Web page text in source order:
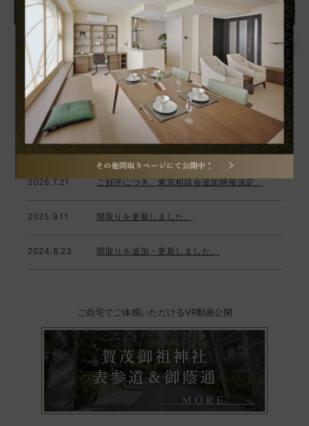
2026.7.21 ご好評につき、東京相談会追加開催決定。
2025.9.11 間取りを更新しました。
2024.8.23 間取りを追加・更新しました。
ご自宅でご体感いただけるVR動画公開